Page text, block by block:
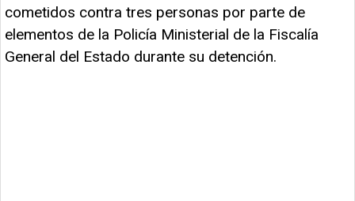
cometidos contra tres personas por parte de
elementos de la Policía Ministerial de la Fiscalía
General del Estado durante su detención.